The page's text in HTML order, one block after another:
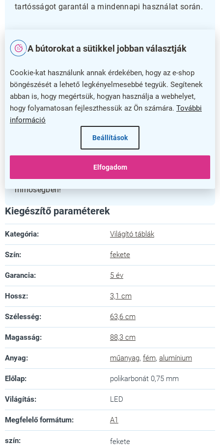
A bútorokat a sütikkel jobban választják
Cookie-kat használunk annak érdekében, hogy az e-shop
böngészését a lehető legkényelmesebbé tegyük. Segítenek
abban is, hogy megértsük, hogyan használja a webhelyet,
hogy folyamatosan fejleszthessük az Ön számára. További
információ
Beállítások
Elfogadom
tartósságot garantál a mindennapi használat során.
Egyedülálló 5 éves garanciája biztonságot nyújt,
miközben a vékony, csupán 3,1 cm-es profilja
esztétikus megjelenést kínál, amely nem tolakodó a
falon. Könnyű kezelhetősége és elegáns kivitele
miatt ez a mágneses keret tökéletes választás, ha
professzionális megjelenést szeretne biztosítani
Válassza a Világos mágneses keret A1-et, hogy
üzenete mindig hatékonyan és stílusosan jelenjen
meg! Nézze meg most, és emelje ki tartalmait kiváló
minőségben!
Kiegészítő paraméterek
Kategória: Világító táblák
Szín: fekete
Garancia: 5 év
Hossz: 3,1 cm
Szélesség: 63,6 cm
Magasság: 88,3 cm
Anyag: műanyag, fém, alumínium
Előlap: polikarbonát 0,75 mm
Világítás: LED
Megfelelő formátum: A1
szín: fekete